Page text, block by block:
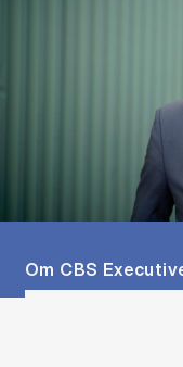
Tablist controls
Show panel
Om CBS